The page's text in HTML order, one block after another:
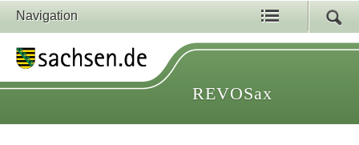
Navigation
REVOSax